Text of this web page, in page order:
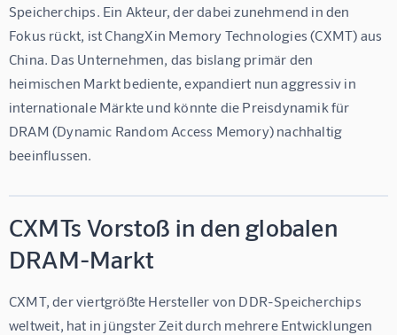
Speicherchips. Ein Akteur, der dabei zunehmend in den
Fokus rückt, ist ChangXin Memory Technologies (CXMT) aus
China. Das Unternehmen, das bislang primär den
heimischen Markt bediente, expandiert nun aggressiv in
internationale Märkte und könnte die Preisdynamik für
DRAM (Dynamic Random Access Memory) nachhaltig
beeinflussen.
CXMTs Vorstoß in den globalen
DRAM-Markt
CXMT, der viertgrößte Hersteller von DDR-Speicherchips
weltweit, hat in jüngster Zeit durch mehrere Entwicklungen